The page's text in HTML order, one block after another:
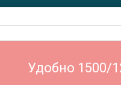
Удобно 1500/